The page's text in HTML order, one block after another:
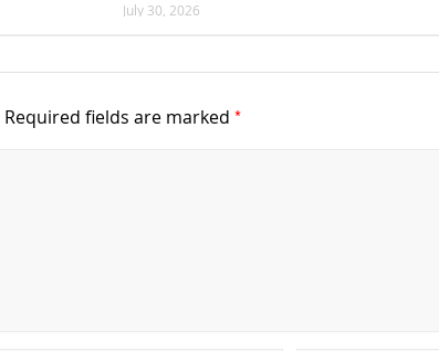
July 30, 2026
Required fields are marked *